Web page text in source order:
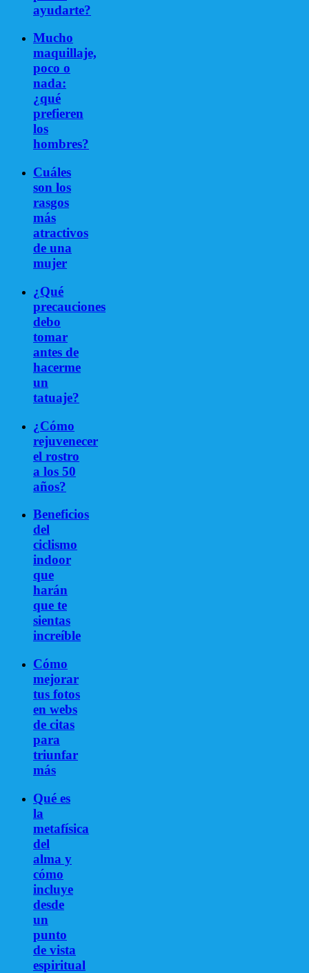
ayudarte?
Mucho
maquillaje,
poco o
nada:
¿qué
prefieren
los
hombres?
Cuáles
son los
rasgos
más
atractivos
de una
mujer
¿Qué
precauciones
debo
tomar
antes de
hacerme
un
tatuaje?
¿Cómo
rejuvenecer
el rostro
a los 50
años?
Beneficios
del
ciclismo
indoor
que
harán
que te
sientas
increíble
Cómo
mejorar
tus fotos
en webs
de citas
para
triunfar
más
Qué es
la
metafísica
del
alma y
cómo
incluye
desde
un
punto
de vista
espiritual